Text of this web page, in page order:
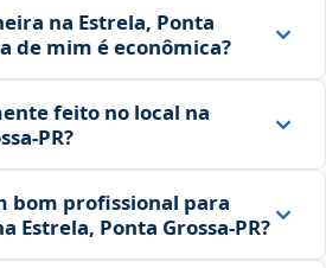
na Estrela, Ponta
de mim é econômica?
feito no local na
bom profissional para
Ponta Grossa‑PR?